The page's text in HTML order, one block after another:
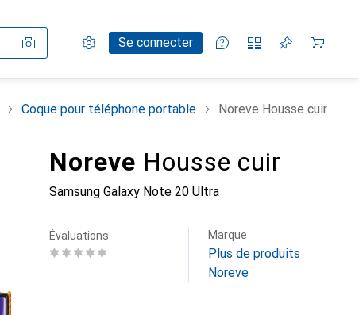
Paramètres
Compte clientSe connecter
Listes de comparaison
Listes d'envies
Panier
Coque pour téléphone portable Noreve Housse cuir
Noreve Housse cuir
Samsung Galaxy Note 20 Ultra
Évaluations Marque
Plus de produits
Noreve